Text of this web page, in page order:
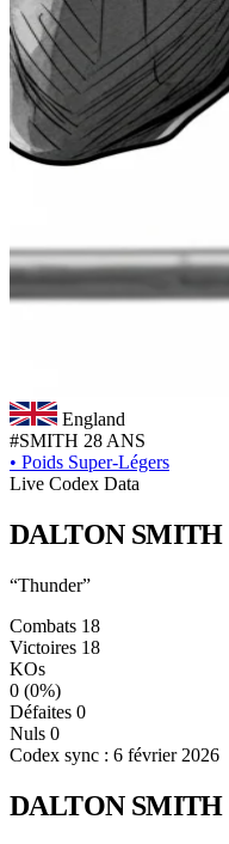
England
#SMITH 28 ANS
• Poids Super-Légers
Live Codex Data
DALTON SMITH
“Thunder”
Combats 18
Victoires 18
KOs
0 (0%)
Défaites 0
Nuls 0
Codex sync : 6 février 2026
DALTON SMITH